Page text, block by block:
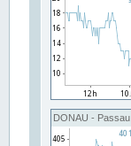
DONAU - Passau